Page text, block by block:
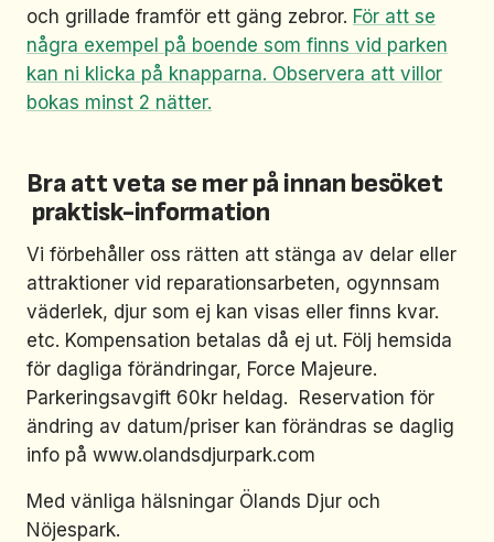
och grillade framför ett gäng zebror. För att se
några exempel på boende som finns vid parken
kan ni klicka på knapparna. Observera att villor
bokas minst 2 nätter.
Bra att veta se mer på innan besöket
praktisk-information
Vi förbehåller oss rätten att stänga av delar eller
attraktioner vid reparationsarbeten, ogynnsam
väderlek, djur som ej kan visas eller finns kvar.
etc. Kompensation betalas då ej ut. Följ hemsida
för dagliga förändringar, Force Majeure.
Parkeringsavgift 60kr heldag. Reservation för
ändring av datum/priser kan förändras se daglig
info på www.olandsdjurpark.com
Med vänliga hälsningar Ölands Djur och
Nöjespark.